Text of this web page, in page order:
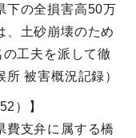
下の全損害高50万
、土砂崩壊のため
工夫を派して徹
被害概況記録）
）】
費支弁に属する橋